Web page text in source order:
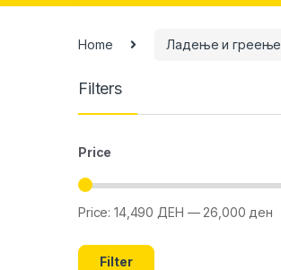
Home Ладење и греење
Filters
Price
Min
Max
Filter
Price:14,490 ДЕН — 26,000 ден